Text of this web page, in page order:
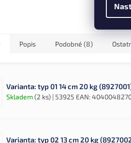
a
Popis Podobné (8)
Varianta: typ 01 14 cm 20 kg
Skladem(2 ks) | 53925 EAN:
Varianta: typ 02 13 cm 20 kg